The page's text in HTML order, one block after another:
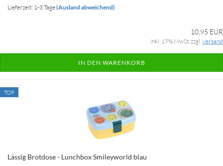
Lieferzeit: 1-3 Tage(Ausland abweichend)
10,95 EUR
inkl. 19% MwSt. zzgl. Versand
IN DEN WARENKORB
TOP
Lässig Brotdose - Lunchbox Smileyworld blau